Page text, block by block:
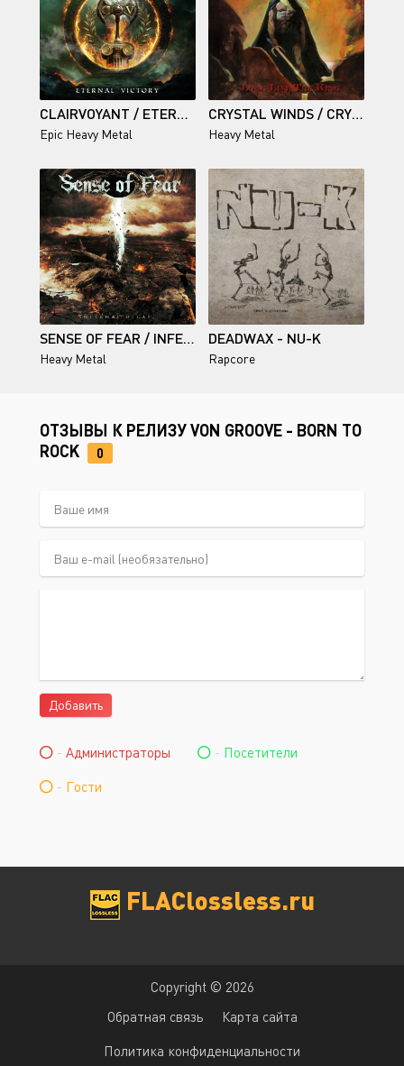
CLAIRVOYANT / ETERNAL VICTORY
Epic Heavy Metal
CRYSTAL WINDS / CRYSTAL WINDS: LONG LIVE THE KING
Heavy Metal
SENSE OF FEAR / INFERNAL DECAY
Heavy Metal
DEADWAX - NU-K
Rapcore
ОТЗЫВЫ К РЕЛИЗУ VON GROOVE - BORN TO
ROCK
0
Добавить
- Администраторы - Посетители
- Гости
FLAClossless.ru
Copyright © 2026
Обратная связь
Карта сайта
Политика конфиденциальности